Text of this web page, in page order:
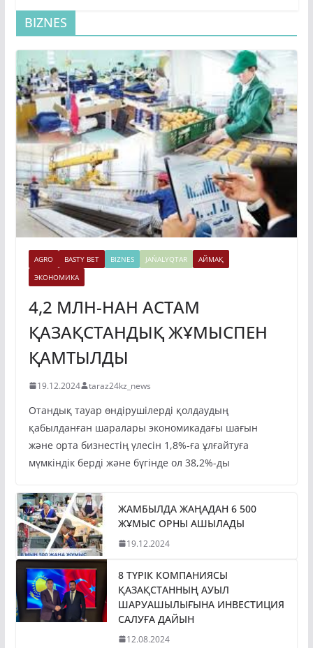
BIZNES
AGRO BASTY BET BIZNES JAŃALYQTAR
АЙМАҚ
ЭКОНОМИКА
4,2 МЛН-НАН АСТАМ
ҚАЗАҚСТАНДЫҚ ЖҰМЫСПЕН
ҚАМТЫЛДЫ
19.12.2024 taraz24kz_news
Отандық тауар өндірушілерді қолдаудың
қабылданған шаралары экономикадағы шағын
және орта бизнестің үлесін 1,8%-ға ұлғайтуға
мүмкіндік берді және бүгінде ол 38,2%-ды
ЖАМБЫЛДА ЖАҢАДАН 6 500
ЖҰМЫС ОРНЫ АШЫЛАДЫ
19.12.2024
8 ТҮРІК КОМПАНИЯСЫ
ҚАЗАҚСТАННЫҢ АУЫЛ
ШАРУАШЫЛЫҒЫНА ИНВЕСТИЦИЯ
САЛУҒА ДАЙЫН
12.08.2024